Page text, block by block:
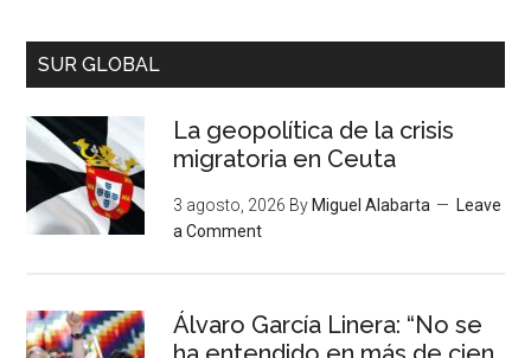
SUR GLOBAL
La geopolítica de la crisis
migratoria en Ceuta
3 agosto, 2026 By Miguel Alabarta
Leave
a Comment
Álvaro García Linera: “No se